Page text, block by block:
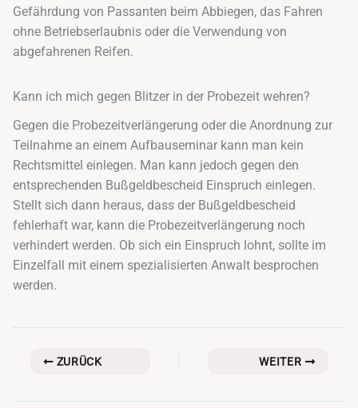
Gefährdung von Passanten beim Abbiegen, das Fahren
ohne Betriebserlaubnis oder die Verwendung von
abgefahrenen Reifen.
Kann ich mich gegen Blitzer in der Probezeit wehren?
Gegen die Probezeitverlängerung oder die Anordnung zur
Teilnahme an einem Aufbauseminar kann man kein
Rechtsmittel einlegen. Man kann jedoch gegen den
entsprechenden Bußgeldbescheid Einspruch einlegen.
Stellt sich dann heraus, dass der Bußgeldbescheid
fehlerhaft war, kann die Probezeitverlängerung noch
verhindert werden. Ob sich ein Einspruch lohnt, sollte im
Einzelfall mit einem spezialisierten Anwalt besprochen
werden.
ZURÜCK WEITER